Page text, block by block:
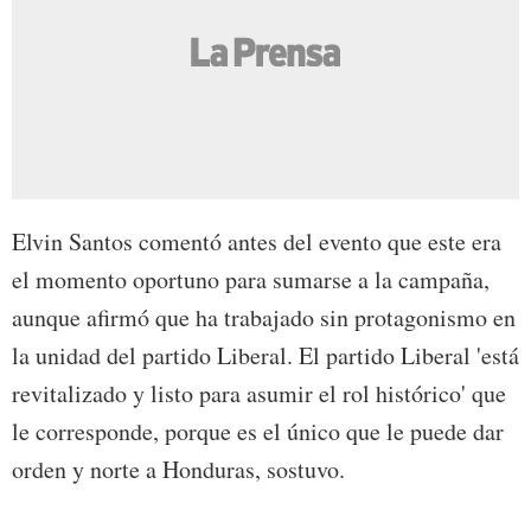
Elvin Santos comentó antes del evento que este era
el momento oportuno para sumarse a la campaña,
aunque afirmó que ha trabajado sin protagonismo en
la unidad del partido Liberal. El partido Liberal 'está
revitalizado y listo para asumir el rol histórico' que
le corresponde, porque es el único que le puede dar
orden y norte a Honduras, sostuvo.